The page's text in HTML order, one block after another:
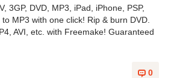
3GP, DVD, MP3, iPad, iPhone, PSP,
MP3 with one click! Rip & burn DVD.
AVI, etc. with Freemake! Guaranteed
0